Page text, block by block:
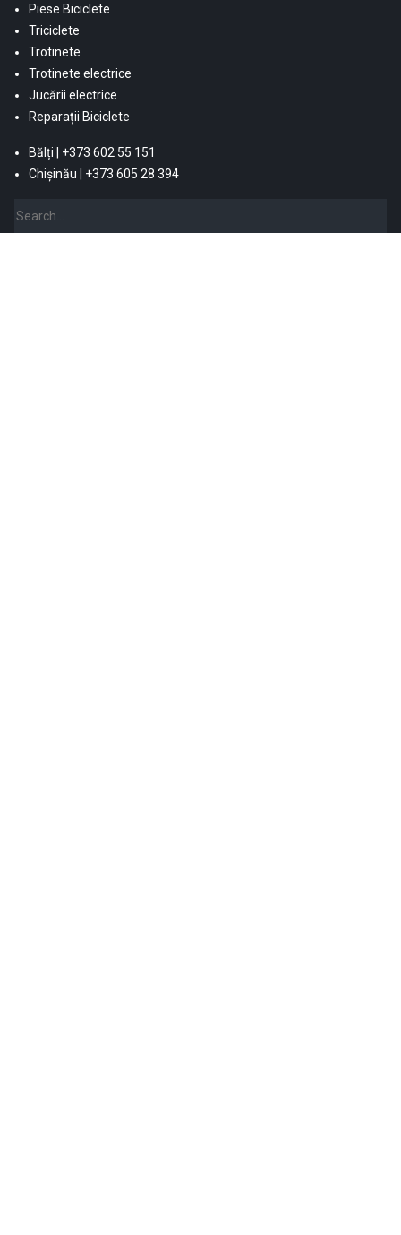
Piese Biciclete
Triciclete
Trotinete
Trotinete electrice
Jucării electrice
Reparații Biciclete
Bălți | +373 602 55 151
Chișinău | +373 605 28 394